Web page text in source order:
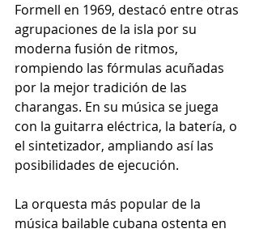
Formell en 1969, destacó entre otras
agrupaciones de la isla por su
moderna fusión de ritmos,
rompiendo las fórmulas acuñadas
por la mejor tradición de las
charangas. En su música se juega
con la guitarra eléctrica, la batería, o
el sintetizador, ampliando así las
posibilidades de ejecución.
La orquesta más popular de la
música bailable cubana ostenta en